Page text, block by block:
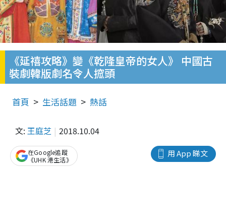
《延禧攻略》變《乾隆皇帝的女人》 中國古
裝劇韓版劇名令人搲頭
首頁 生活話題 熱話
文: 王庭芝 2018.10.04
用 App 睇文
在Google追蹤
《UHK 港生活》